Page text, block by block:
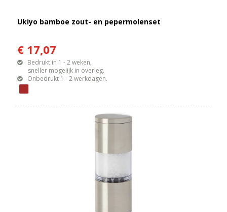
Ukiyo bamboe zout- en pepermolenset
€ 17,07
Bedrukt in 1 - 2 weken,
sneller mogelijk in overleg.
Onbedrukt 1 - 2 werkdagen.